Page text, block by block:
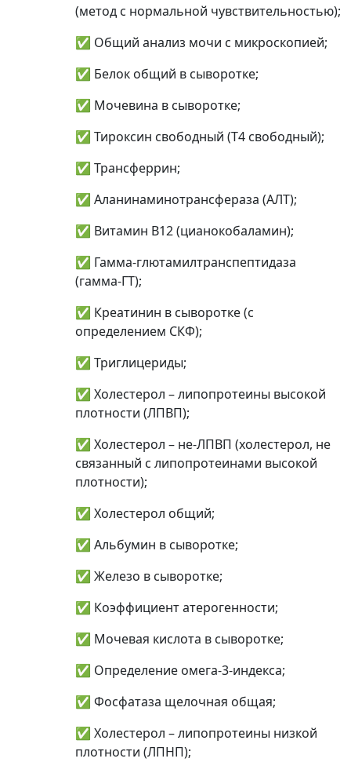
(метод с нормальной чувствительностью);
✅ Общий анализ мочи с микроскопией;
✅ Белок общий в сыворотке;
✅ Мочевина в сыворотке;
✅ Тироксин свободный (Т4 свободный);
✅ Трансферрин;
✅ Аланинаминотрансфераза (АЛТ);
✅ Витамин B12 (цианокобаламин);
✅ Гамма-глютамилтранспептидаза
(гамма-ГТ);
✅ Креатинин в сыворотке (с
определением СКФ);
✅ Триглицериды;
✅ Холестерол – липопротеины высокой
плотности (ЛПВП);
✅ Холестерол – не-ЛПВП (холестерол, не
связанный с липопротеинами высокой
плотности);
✅ Холестерол общий;
✅ Альбумин в сыворотке;
✅ Железо в сыворотке;
✅ Коэффициент атерогенности;
✅ Мочевая кислота в сыворотке;
✅ Определение омега-3-индекса;
✅ Фосфатаза щелочная общая;
✅ Холестерол – липопротеины низкой
плотности (ЛПНП);